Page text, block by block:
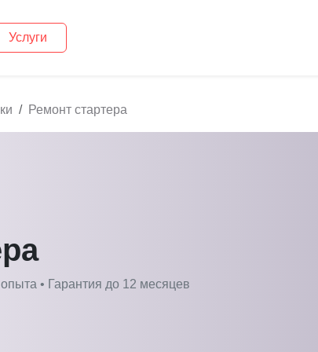
Услуги
Ремонт стартера
• Гарантия до 12 месяцев